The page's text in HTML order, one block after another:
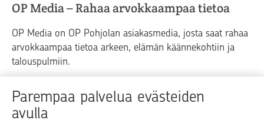
Parempaa palvelua evästeiden
avulla
OP Media – Rahaa arvokkaampaa tietoa
OP Media on OP Pohjolan asiakasmedia, josta saat rahaa
arvokkaampaa tietoa arkeen, elämän käännekohtiin ja
talouspulmiin.
Raha Elämä
Yrityselämä
Blogit ja puheenvuorot